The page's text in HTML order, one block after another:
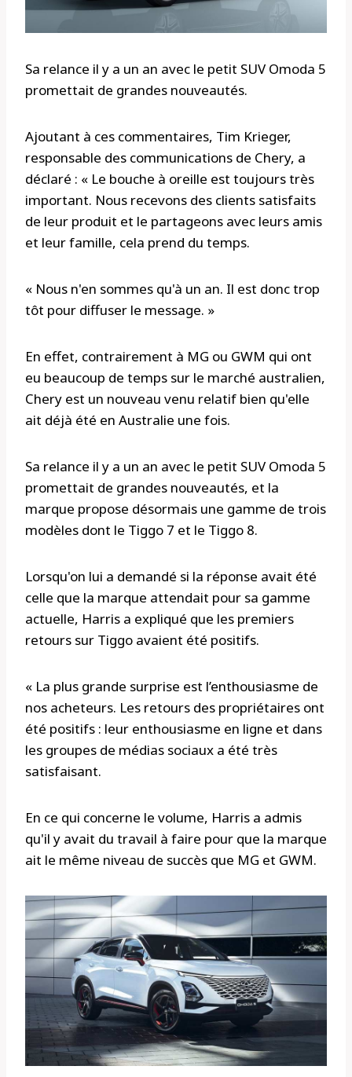
Sa relance il y a un an avec le petit SUV Omoda 5
promettait de grandes nouveautés.
Ajoutant à ces commentaires, Tim Krieger,
responsable des communications de Chery, a
déclaré : « Le bouche à oreille est toujours très
important. Nous recevons des clients satisfaits
de leur produit et le partageons avec leurs amis
et leur famille, cela prend du temps.
« Nous n'en sommes qu'à un an. Il est donc trop
tôt pour diffuser le message. »
En effet, contrairement à MG ou GWM qui ont
eu beaucoup de temps sur le marché australien,
Chery est un nouveau venu relatif bien qu'elle
ait déjà été en Australie une fois.
Sa relance il y a un an avec le petit SUV Omoda 5
promettait de grandes nouveautés, et la
marque propose désormais une gamme de trois
modèles dont le Tiggo 7 et le Tiggo 8.
Lorsqu'on lui a demandé si la réponse avait été
celle que la marque attendait pour sa gamme
actuelle, Harris a expliqué que les premiers
retours sur Tiggo avaient été positifs.
« La plus grande surprise est l’enthousiasme de
nos acheteurs. Les retours des propriétaires ont
été positifs : leur enthousiasme en ligne et dans
les groupes de médias sociaux a été très
satisfaisant.
En ce qui concerne le volume, Harris a admis
qu'il y avait du travail à faire pour que la marque
ait le même niveau de succès que MG et GWM.